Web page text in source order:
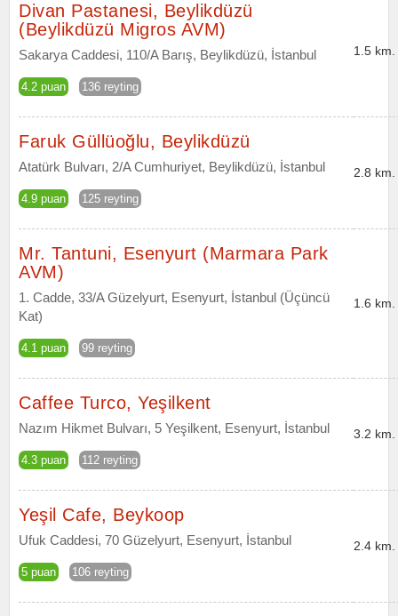
Divan Pastanesi, Beylikdüzü
(Beylikdüzü Migros AVM)
Sakarya Caddesi, 110/A Barış, Beylikdüzü, İstanbul
4.2 puan 136 reyting
1.5 km.
Faruk Güllüoğlu, Beylikdüzü
Atatürk Bulvarı, 2/A Cumhuriyet, Beylikdüzü, İstanbul
4.9 puan 125 reyting
2.8 km.
Mr. Tantuni, Esenyurt (Marmara Park
AVM)
1. Cadde, 33/A Güzelyurt, Esenyurt, İstanbul (Üçüncü
Kat)
4.1 puan 99 reyting
1.6 km.
Caffee Turco, Yeşilkent
Nazım Hikmet Bulvarı, 5 Yeşilkent, Esenyurt, İstanbul
4.3 puan 112 reyting
3.2 km.
Yeşil Cafe, Beykoop
Ufuk Caddesi, 70 Güzelyurt, Esenyurt, İstanbul
5 puan 106 reyting
2.4 km.